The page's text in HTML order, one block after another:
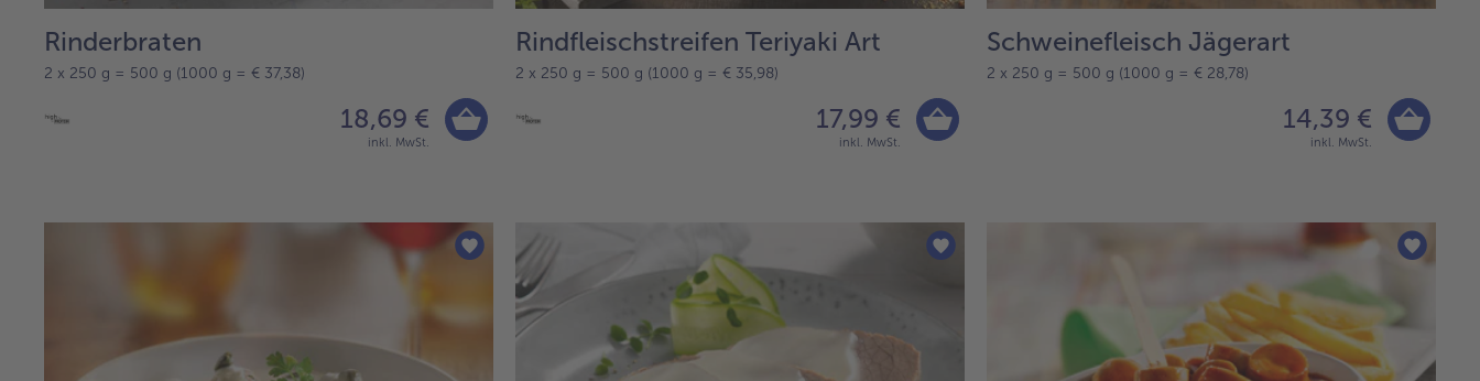
Rinderbraten
2 x 250 g = 500 g (1000 g = € 37,38)
18,69 €
inkl. MwSt.
Rindfleischstreifen Teriyaki Art
2 x 250 g = 500 g (1000 g = € 35,98)
17,99 €
inkl. MwSt.
Schweinefleisch Jägerart
2 x 250 g = 500 g (1000 g = € 28,78)
14,39 €
inkl. MwSt.